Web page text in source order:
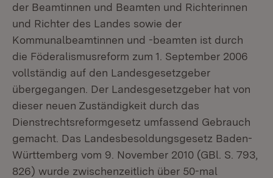
der Beamtinnen und Beamten und Richterinnen
und Richter des Landes sowie der
Kommunalbeamtinnen und -beamten ist durch
die Föderalismusreform zum 1. September 2006
vollständig auf den Landesgesetzgeber
übergegangen. Der Landesgesetzgeber hat von
dieser neuen Zuständigkeit durch das
Dienstrechtsreformgesetz umfassend Gebrauch
gemacht. Das Landesbesoldungsgesetz Baden-
Württemberg vom 9. November 2010 (GBl. S. 793,
826) wurde zwischenzeitlich über 50-mal